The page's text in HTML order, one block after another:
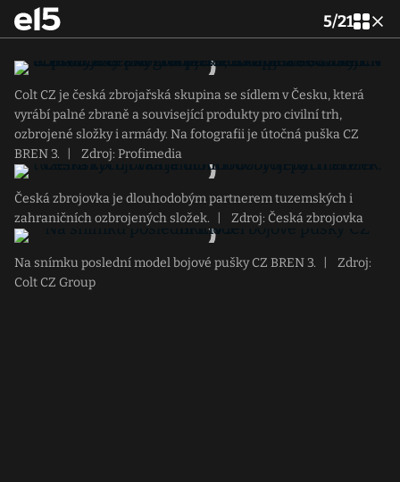
5/21
Colt CZ je česká zbrojařská skupina se sídlem v Česku, která
vyrábí palné zbraně a související produkty pro civilní trh,
ozbrojené složky i armády. Na fotografii je útočná puška CZ
BREN 3.
Zdroj: Profimedia
Česká zbrojovka je dlouhodobým partnerem tuzemských i
zahraničních ozbrojených složek.
Zdroj: Česká zbrojovka
Na snímku poslední model bojové pušky CZ BREN 3.
Zdroj:
Colt CZ Group